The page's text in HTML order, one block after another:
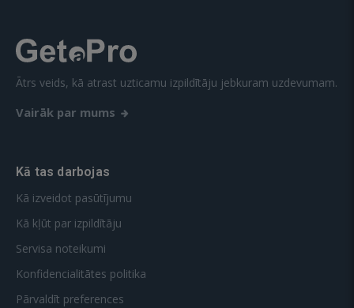
Ātrs veids, kā atrast uzticamu izpildītāju jebkuram uzdevumam.
Vairāk par mums
Kā tas darbojas
Kā izveidot pasūtījumu
Kā kļūt par izpildītāju
Servisa noteikumi
Konfidencialitātes politika
Pārvaldīt preferences